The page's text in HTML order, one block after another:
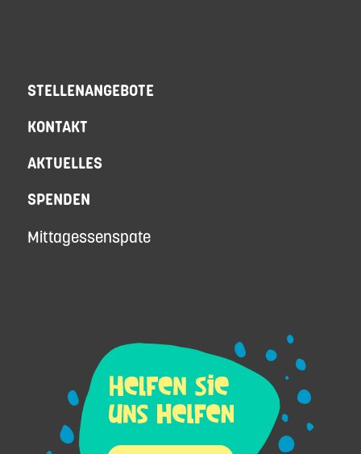
STELLENANGEBOTE
KONTAKT
AKTUELLES
SPENDEN
Mittagessenspate